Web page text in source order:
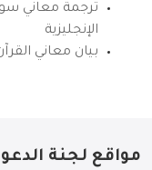
ترجمة معاني
الإنجليزية
بيان معاني
مواقع لجنة